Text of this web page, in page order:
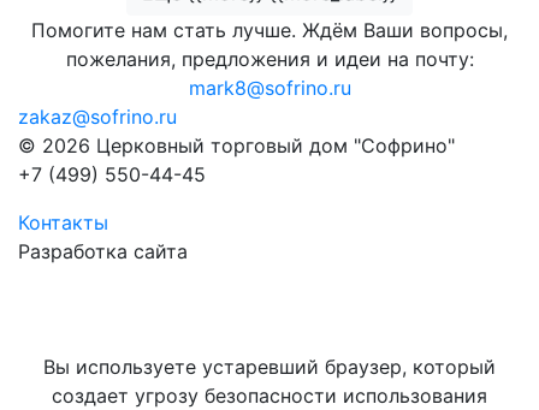
Помогите нам стать лучше. Ждём Ваши вопросы,
пожелания, предложения и идеи на почту:
mark8@sofrino.ru
zakaz@sofrino.ru
© 2026 Церковный торговый дом "Софрино"
+7 (499) 550-44-45
Контакты
Разработка сайта
Вы используете устаревший браузер, который
создает угрозу безопасности использования